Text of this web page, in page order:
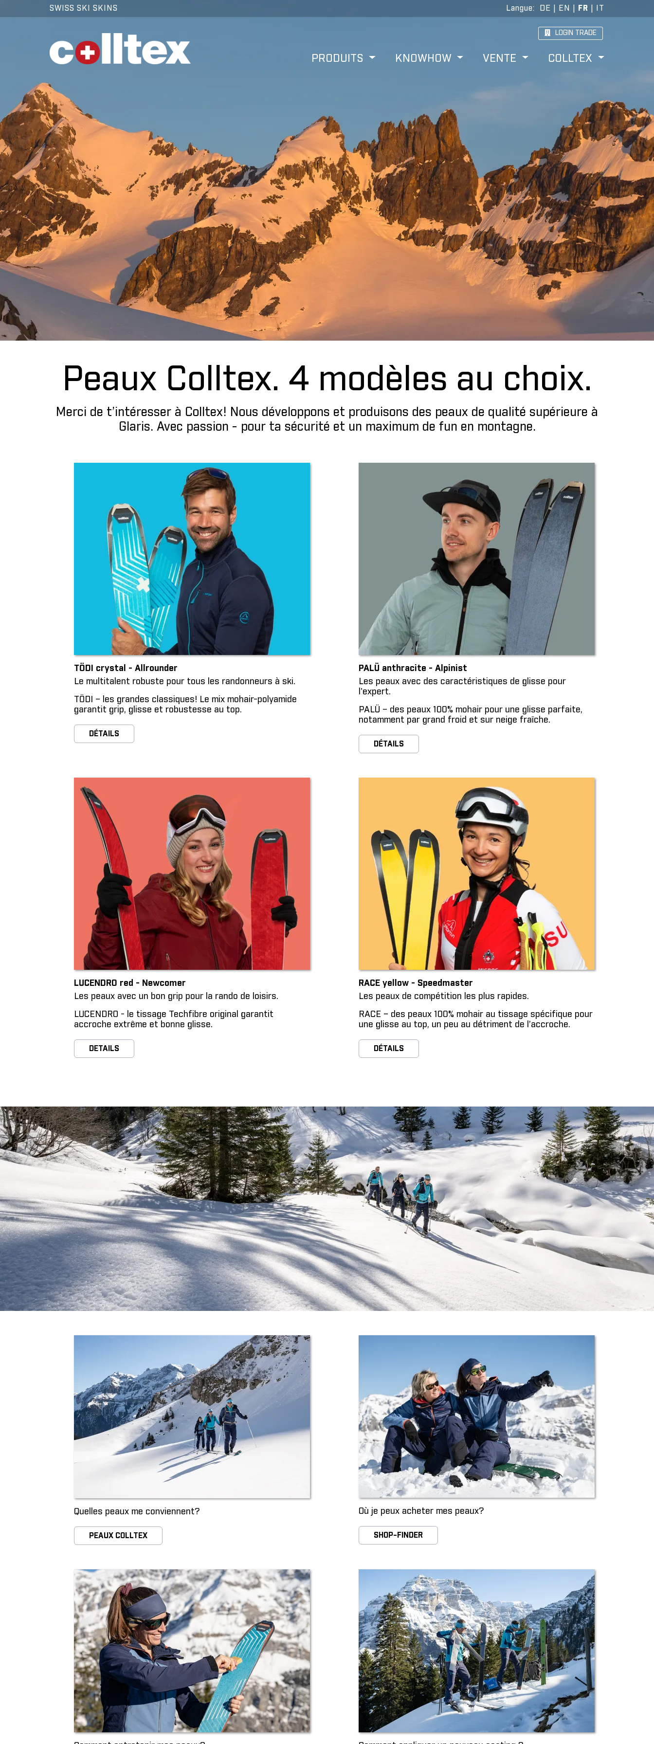
SWISS SKI SKINS Langue: DE EN FR IT
LOGIN TRADE
PRODUITS KNOWHOW VENTE COLLTEX
Peaux Colltex. 4 modèles au choix.
Merci de t’intéresser à Colltex! Nous développons et produisons des peaux de qualité supérieure à
Glaris. Avec passion - pour ta sécurité et un maximum de fun en montagne.
TÖDI crystal - Allrounder
Le multitalent robuste pour tous les randonneurs à ski.
TÖDI – les grandes classiques! Le mix mohair-polyamide
garantit grip, glisse et robustesse au top.
DÉTAILS
PALÜ anthracite - Alpinist
Les peaux avec des caractéristiques de glisse pour
l'expert.
PALÜ – des peaux 100% mohair pour une glisse parfaite,
notamment par grand froid et sur neige fraîche.
DÉTAILS
LUCENDRO red - Newcomer
Les peaux avec un bon grip pour la rando de loisirs.
LUCENDRO - le tissage Techfibre original garantit
accroche extrême et bonne glisse.
DETAILS
RACE yellow - Speedmaster
Les peaux de compétition les plus rapides.
RACE – des peaux 100% mohair au tissage spécifique pour
une glisse au top, un peu au détriment de l’accroche.
DÉTAILS
Quelles peaux me conviennent?
PEAUX COLLTEX
Où je peux acheter mes peaux?
SHOP-FINDER